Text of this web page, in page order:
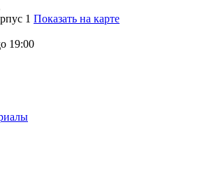
1 Показать на карте
19:00